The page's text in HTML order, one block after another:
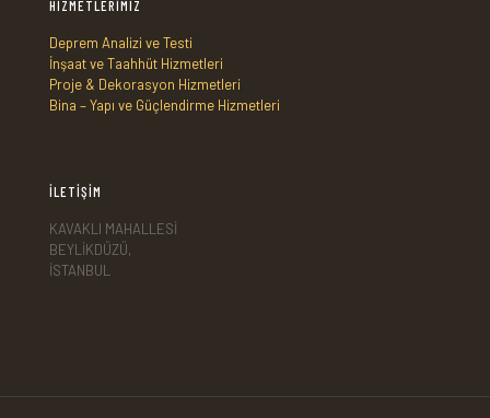
HİZMETLERİMİZ
Deprem Analizi ve Testi
İnşaat ve Taahhüt Hizmetleri
Proje & Dekorasyon Hizmetleri
Bina – Yapı ve Güçlendirme Hizmetleri
İLETİŞİM
KAVAKLI MAHALLESİ
BEYLİKDÜZÜ,
İSTANBUL